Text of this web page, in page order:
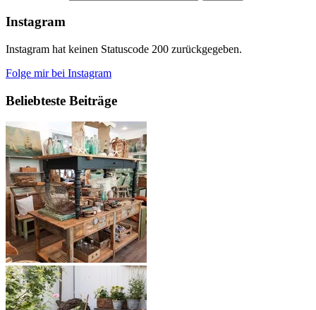
Instagram
Instagram hat keinen Statuscode 200 zurückgegeben.
Folge mir bei Instagram
Beliebteste Beiträge